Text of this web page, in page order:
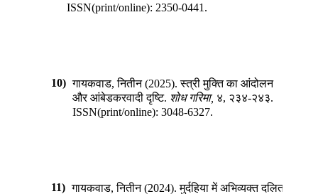
ISSN(print/online): 2350-0441 .
10) गायकवाड, नितीन(2025).स्त्री मुक्ति का आंदोलन
और आंबेडकरवादी दृष्टि. शोध गरिमा, ४, २३४-२४३.
ISSN(print/online): 3048-6327.
11) गायकवाड, नितीन(2024).मुर्दहिया में अभिव्यक्त दलित